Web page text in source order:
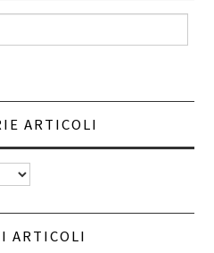
ARTICOLI
ARTICOLI